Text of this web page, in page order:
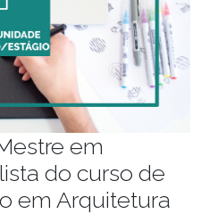
em
do curso de
em Arquitetura